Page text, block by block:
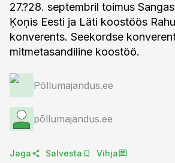
27.?28. septembril toimus
Ķoņis Eesti ja Läti koostöös
konverents. Seekordse
mitmetasandiline koostöö.
Põllumajandus.ee
põllumajandus.ee
Jaga Salvesta Vihja